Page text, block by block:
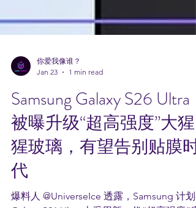
Jan 23
1 min read
Samsung Galaxy S26 Ultra
被曝升级“超高强度”大猩
猩玻璃，有望告别贴膜时
代